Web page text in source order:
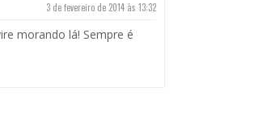
3 de fevereiro de 2014 às 13:32
morando lá! Sempre é